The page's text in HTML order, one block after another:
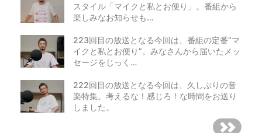
スタイル「マイクと私とお便り」。番組から
楽しみなお知らせも…
223回目の放送となる今回は、番組の定番“マ
イクと私とお便り”。みなさんから届いたメッ
セージをじっく…
222回目の放送となる今回は、久しぶりの音
楽特集。考えるな！感じろ！な時間をお送り
しました。